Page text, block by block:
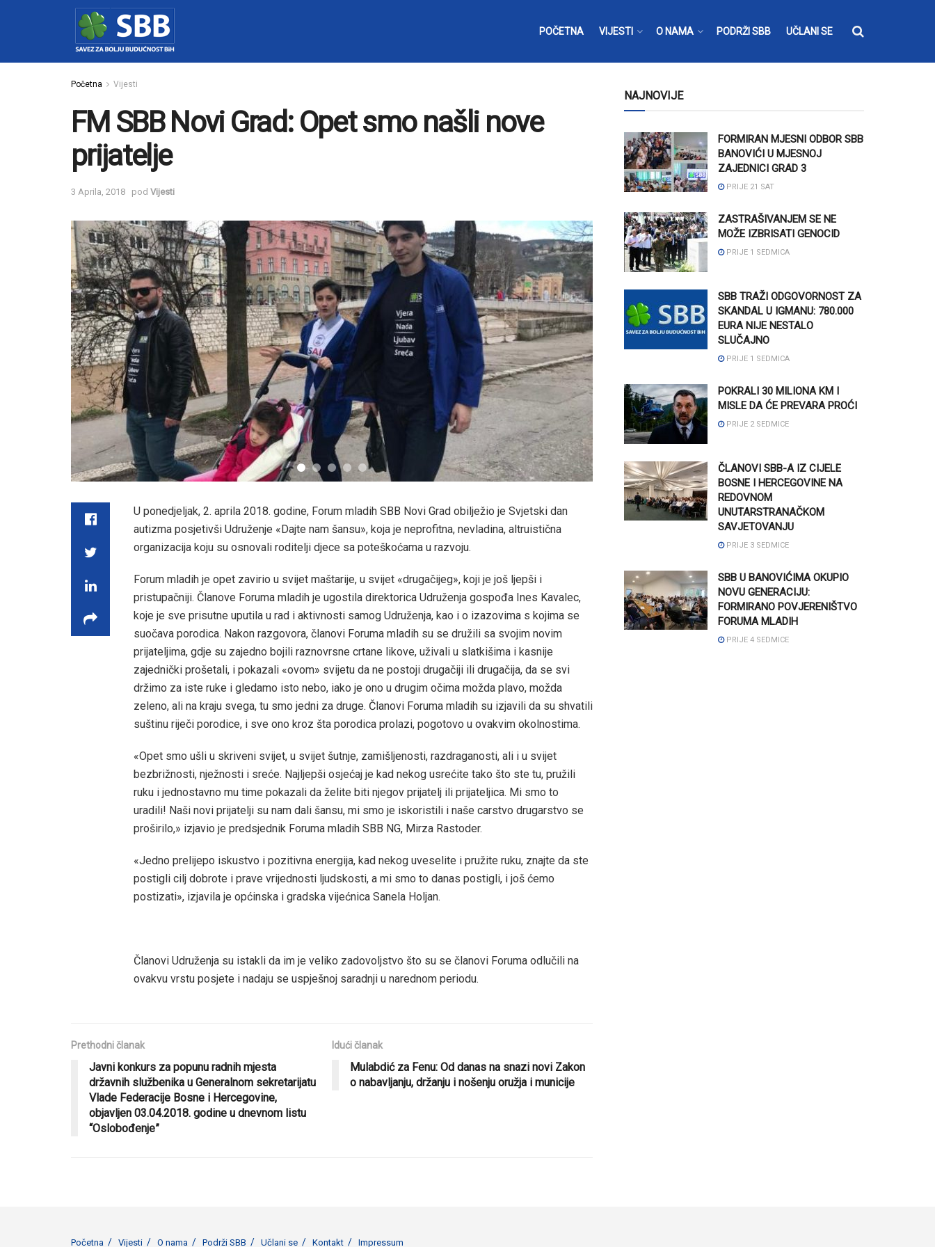
POČETNA VIJESTI O NAMA PODRŽI SBB UČLANI SE
Početna Vijesti
FM SBB Novi Grad: Opet smo našli nove
prijatelje
3 Aprila, 2018 pod Vijesti
U ponedjeljak, 2. aprila 2018. godine, Forum mladih SBB Novi Grad obilježio je Svjetski dan
autizma posjetivši Udruženje «Dajte nam šansu», koja je neprofitna, nevladina, altruistična
organizacija koju su osnovali roditelji djece sa poteškoćama u razvoju.
Forum mladih je opet zavirio u svijet maštarije, u svijet «drugačijeg», koji je još ljepši i
pristupačniji. Članove Foruma mladih je ugostila direktorica Udruženja gospođa Ines Kavalec,
koje je sve prisutne uputila u rad i aktivnosti samog Udruženja, kao i o izazovima s kojima se
suočava porodica. Nakon razgovora, članovi Foruma mladih su se družili sa svojim novim
prijateljima, gdje su zajedno bojili raznovrsne crtane likove, uživali u slatkišima i kasnije
zajednički prošetali, i pokazali «ovom» svijetu da ne postoji drugačiji ili drugačija, da se svi
držimo za iste ruke i gledamo isto nebo, iako je ono u drugim očima možda plavo, možda
zeleno, ali na kraju svega, tu smo jedni za druge. Članovi Foruma mladih su izjavili da su shvatili
suštinu riječi porodice, i sve ono kroz šta porodica prolazi, pogotovo u ovakvim okolnostima.
«Opet smo ušli u skriveni svijet, u svijet šutnje, zamišljenosti, razdraganosti, ali i u svijet
bezbrižnosti, nježnosti i sreće. Najljepši osjećaj je kad nekog usrećite tako što ste tu, pružili
ruku i jednostavno mu time pokazali da želite biti njegov prijatelj ili prijateljica. Mi smo to
uradili! Naši novi prijatelji su nam dali šansu, mi smo je iskoristili i naše carstvo drugarstvo se
proširilo,» izjavio je predsjednik Foruma mladih SBB NG, Mirza Rastoder.
«Jedno prelijepo iskustvo i pozitivna energija, kad nekog uveselite i pružite ruku, znajte da ste
postigli cilj dobrote i prave vrijednosti ljudskosti, a mi smo to danas postigli, i još ćemo
postizati», izjavila je općinska i gradska vijećnica Sanela Holjan.
Članovi Udruženja su istakli da im je veliko zadovoljstvo što su se članovi Foruma odlučili na
ovakvu vrstu posjete i nadaju se uspješnoj saradnji u narednom periodu.
Prethodni članak
Javni konkurs za popunu radnih mjesta
državnih službenika u Generalnom sekretarijatu
Vlade Federacije Bosne i Hercegovine,
objavljen 03.04.2018. godine u dnevnom listu
“Oslobođenje”
Idući članak
Mulabdić za Fenu: Od danas na snazi novi Zakon
o nabavljanju, držanju i nošenju oružja i municije
NAJNOVIJE
FORMIRAN MJESNI ODBOR SBB
BANOVIĆI U MJESNOJ
ZAJEDNICI GRAD 3
PRIJE 21 SAT
ZASTRAŠIVANJEM SE NE
MOŽE IZBRISATI GENOCID
PRIJE 1 SEDMICA
SBB TRAŽI ODGOVORNOST ZA
SKANDAL U IGMANU: 780.000
EURA NIJE NESTALO
SLUČAJNO
PRIJE 1 SEDMICA
POKRALI 30 MILIONA KM I
MISLE DA ĆE PREVARA PROĆI
PRIJE 2 SEDMICE
ČLANOVI SBB-A IZ CIJELE
BOSNE I HERCEGOVINE NA
REDOVNOM
UNUTARSTRANAČKOM
SAVJETOVANJU
PRIJE 3 SEDMICE
SBB U BANOVIĆIMA OKUPIO
NOVU GENERACIJU:
FORMIRANO POVJERENIŠTVO
FORUMA MLADIH
PRIJE 4 SEDMICE
Početna Vijesti O nama Podrži SBB Učlani se Kontakt Impressum